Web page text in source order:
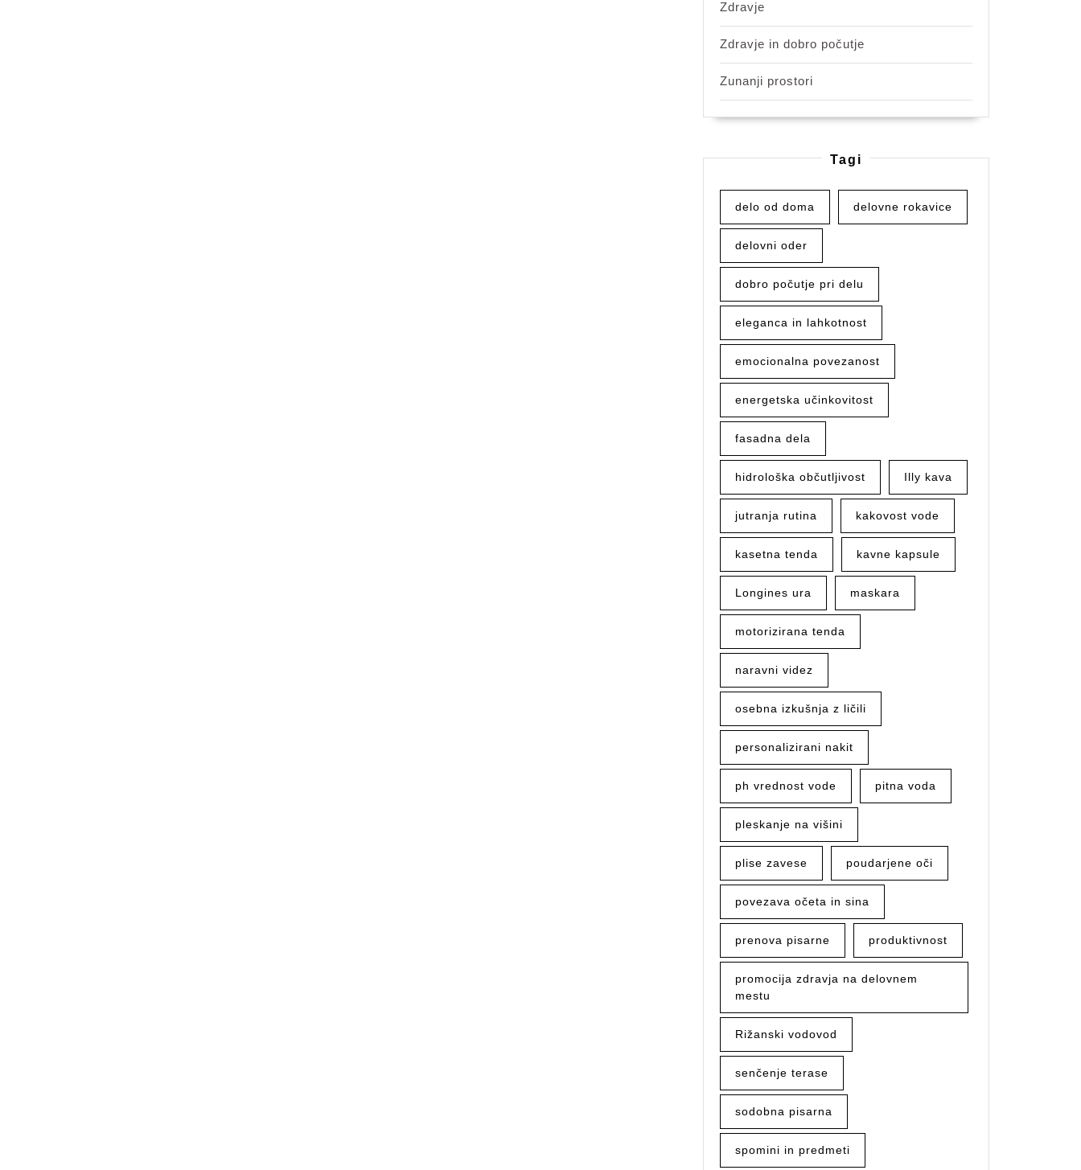
Zdravje
Zdravje in dobro počutje
Zunanji prostori
Tagi
delo od doma delovne rokavice
delovni oder
dobro počutje pri delu
eleganca in lahkotnost
emocionalna povezanost
energetska učinkovitost
fasadna dela
hidrološka občutljivost Illy kava
jutranja rutina kakovost vode
kasetna tenda kavne kapsule
Longines ura maskara
motorizirana tenda
naravni videz
osebna izkušnja z ličili
personalizirani nakit
ph vrednost vode pitna voda
pleskanje na višini
plise zavese poudarjene oči
povezava očeta in sina
prenova pisarne produktivnost
promocija zdravja na delovnem
mestu
Rižanski vodovod
senčenje terase
sodobna pisarna
spomini in predmeti